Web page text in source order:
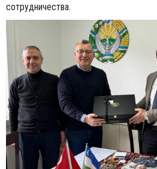
сотрудничества.